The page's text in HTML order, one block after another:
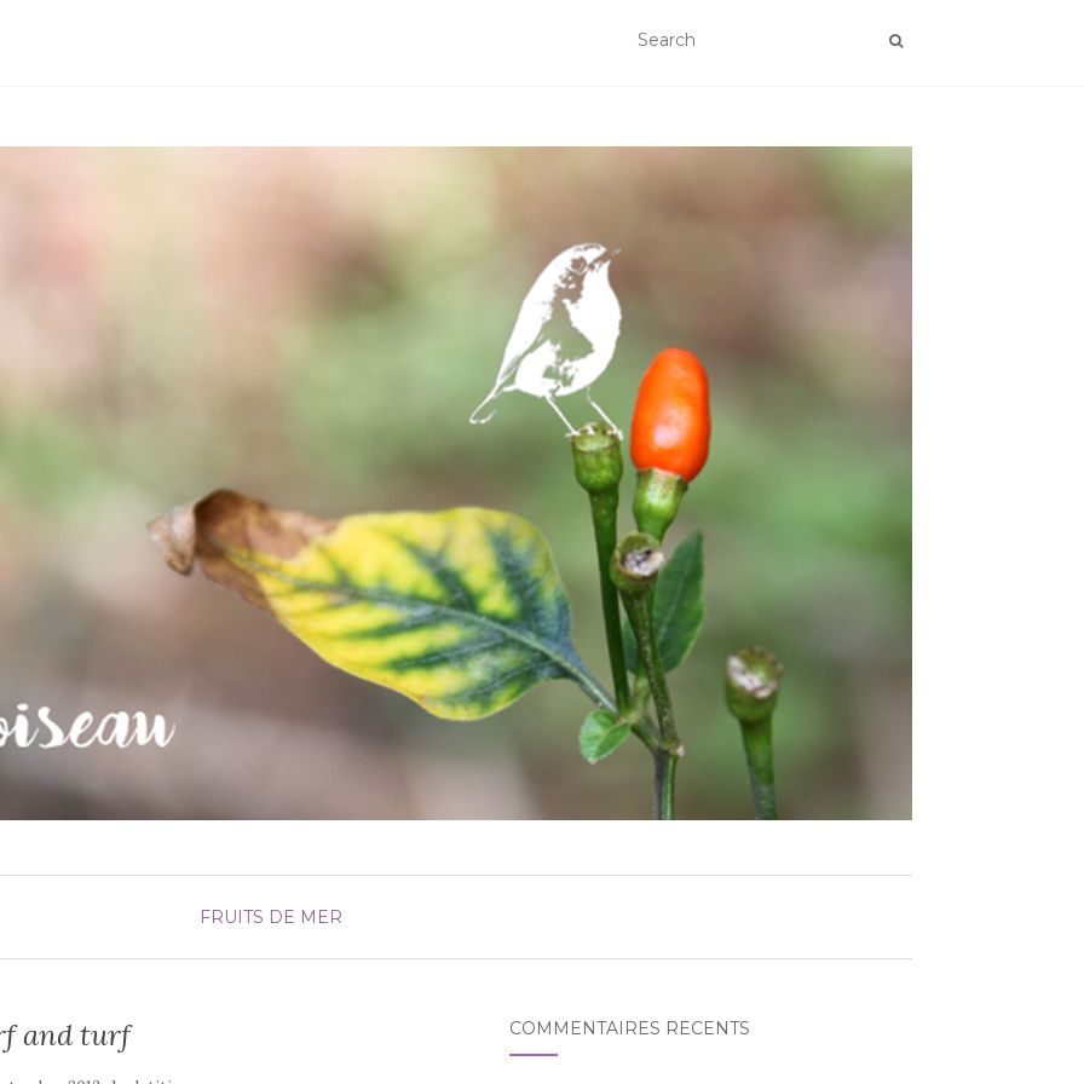
FRUITS DE MER
and turf COMMENTAIRES RÉCENTS